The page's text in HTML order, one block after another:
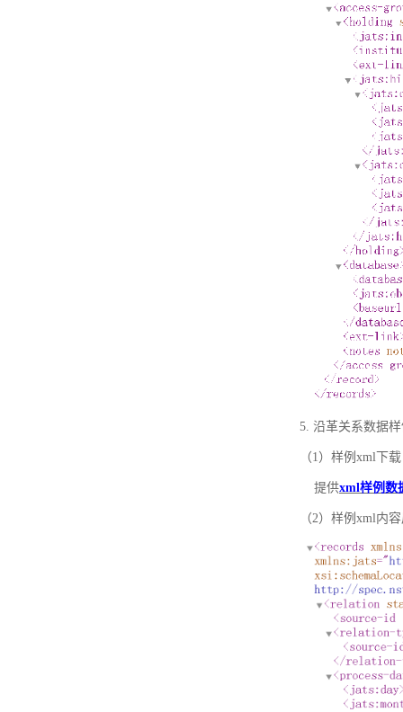
5. 沿革关系数据
（1）样例xml下载
提供xml样例数
（2）样例xml内